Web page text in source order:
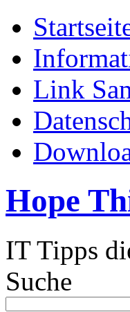
Link
Hope
IT Tipps
Suche